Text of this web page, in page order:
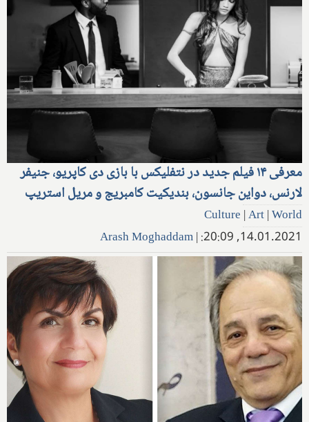
معرفی ۱۴ فیلم جدید در نتفلیکس با بازی دی کاپریو، جنیفر
لارنس، دواین جانسون، بندیکیت کامبریج و مریل استریپ
Culture |Art|World
14.01.2021, 20:09:
|
Arash Moghaddam